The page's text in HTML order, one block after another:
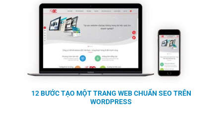
12 BƯỚC TẠO MỘT TRANG WEB CHUẨN SEO TRÊN
WORDPRESS